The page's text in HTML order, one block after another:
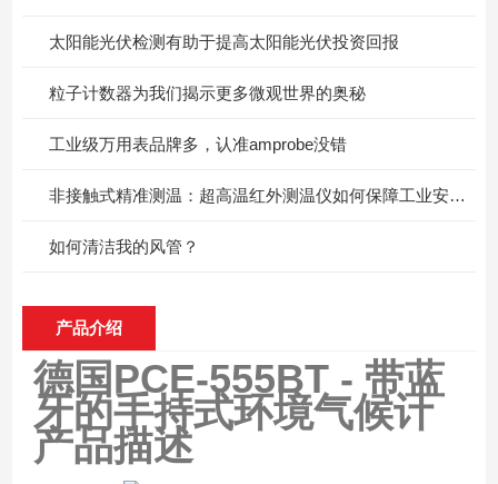
太阳能光伏检测有助于提高太阳能光伏投资回报
粒子计数器为我们揭示更多微观世界的奥秘
工业级万用表品牌多，认准amprobe没错
非接触式精准测温：超高温红外测温仪如何保障工业安全与质量？
如何清洁我的风管？
产品介绍
德国PCE-555BT - 带蓝
牙的手持式环境气候计
产品描述